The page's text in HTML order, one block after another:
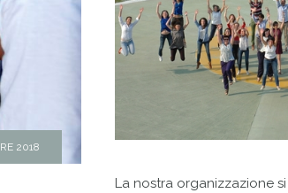
2018
La nostra organizzazione